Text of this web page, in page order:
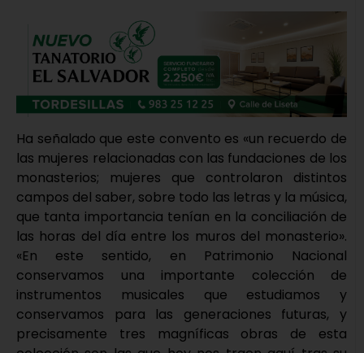
Ha señalado que este convento es «un recuerdo de
las mujeres relacionadas con las fundaciones de los
monasterios; mujeres que controlaron distintos
campos del saber, sobre todo las letras y la música,
que tanta importancia tenían en la conciliación de
las horas del día entre los muros del monasterio».
«En este sentido, en Patrimonio Nacional
conservamos una importante colección de
instrumentos musicales que estudiamos y
conservamos para las generaciones futuras, y
precisamente tres magníficas obras de esta